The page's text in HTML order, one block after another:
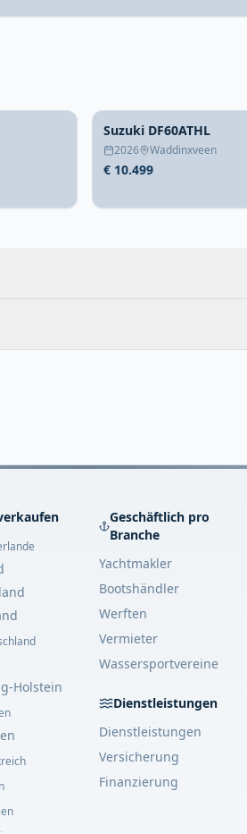
Suzuki DF60ATHL
2026 Waddinxveen
€ 10.499
Holstein
Geschäftlich pro
Branche
Yachtmakler
Bootshändler
Werften
Vermieter
Wassersportvereine
Dienstleistungen
Dienstleistungen
Versicherung
Finanzierung